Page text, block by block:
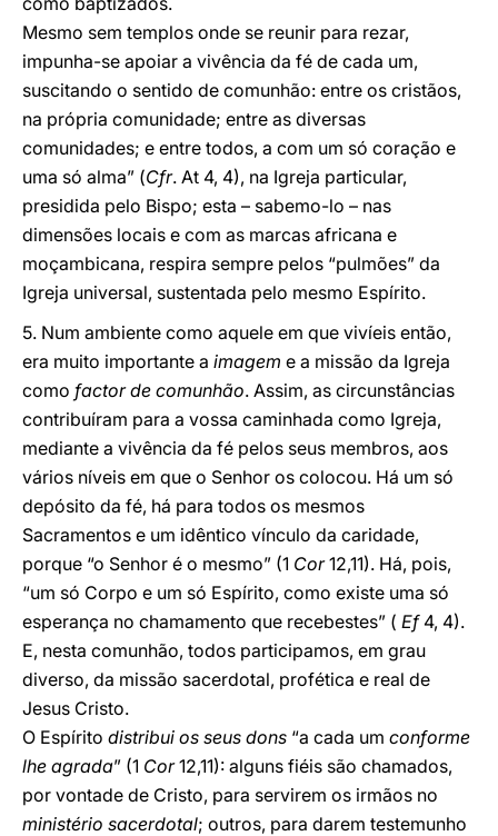
Mesmo sem templos onde se reunir para rezar,
impunha-se apoiar a vivência da fé de cada um,
suscitando o sentido de comunhão: entre os cristãos,
na própria comunidade; entre as diversas
comunidades; e entre todos, a com um só coração e
uma só alma” (Cfr. At 4, 4), na Igreja particular,
presidida pelo Bispo; esta – sabemo-lo – nas
dimensões locais e com as marcas africana e
moçambicana, respira sempre pelos “pulmões” da
Igreja universal, sustentada pelo mesmo Espírito.
5. Num ambiente como aquele em que vivíeis então,
era muito importante a imagem e a missão da Igreja
como factor de comunhão. Assim, as circunstâncias
contribuíram para a vossa caminhada como Igreja,
mediante a vivência da fé pelos seus membros, aos
vários níveis em que o Senhor os colocou. Há um só
depósito da fé, há para todos os mesmos
Sacramentos e um idêntico vínculo da caridade,
porque “o Senhor é o mesmo” (1 Cor12,11). Há, pois,
“um só Corpo e um só Espírito, como existe uma só
esperança no chamamento que recebestes” ( Ef4, 4).
E, nesta comunhão, todos participamos, em grau
diverso, da missão sacerdotal, profética e real de
Jesus Cristo.
O Espírito distribui os seus dons “a cada um conforme
lhe agrada” (1 Cor12,11): alguns fiéis são chamados,
por vontade de Cristo, para servirem os irmãos no
ministério sacerdotal; outros, para darem testemunho